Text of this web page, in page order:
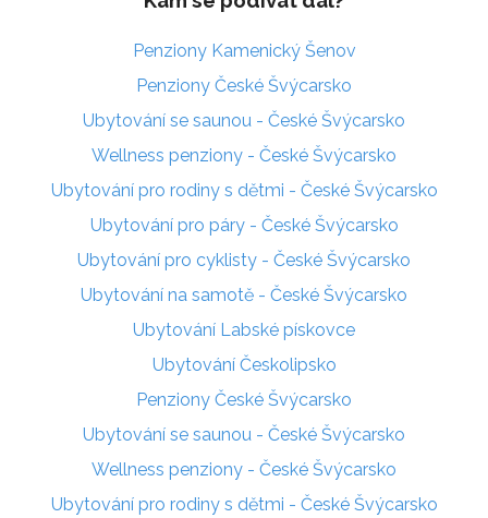
Penziony Kamenický Šenov
Penziony České Švýcarsko
Ubytování se saunou - České Švýcarsko
Wellness penziony - České Švýcarsko
Ubytování pro rodiny s dětmi - České Švýcarsko
Ubytování pro páry - České Švýcarsko
Ubytování pro cyklisty - České Švýcarsko
Ubytování na samotě - České Švýcarsko
Ubytování Labské pískovce
Ubytování Českolipsko
Penziony České Švýcarsko
Ubytování se saunou - České Švýcarsko
Wellness penziony - České Švýcarsko
Ubytování pro rodiny s dětmi - České Švýcarsko